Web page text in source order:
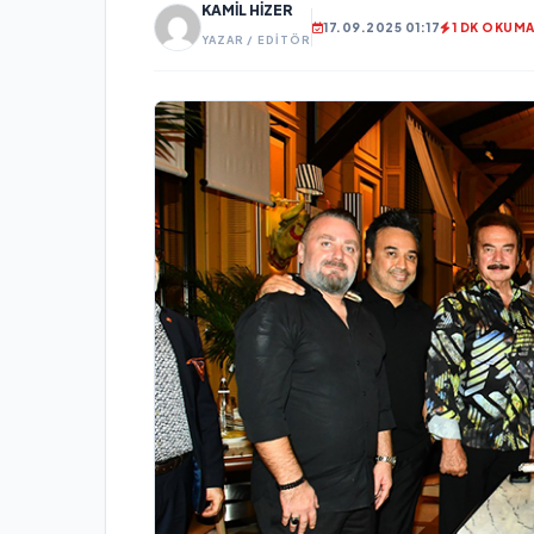
KAMIL HIZER
YAZAR / EDITÖR
17.09.2025 01:17 1 DK OKUMA